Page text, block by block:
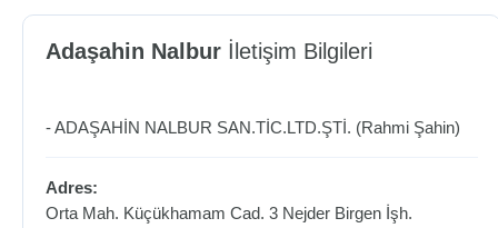
Adaşahin Nalbur İletişim Bilgileri
- ADAŞAHİN NALBUR SAN.TİC.LTD.ŞTİ. (Rahmi Şahin)
Adres:
Orta Mah. Küçükhamam Cad. 3 Nejder Birgen İşh.